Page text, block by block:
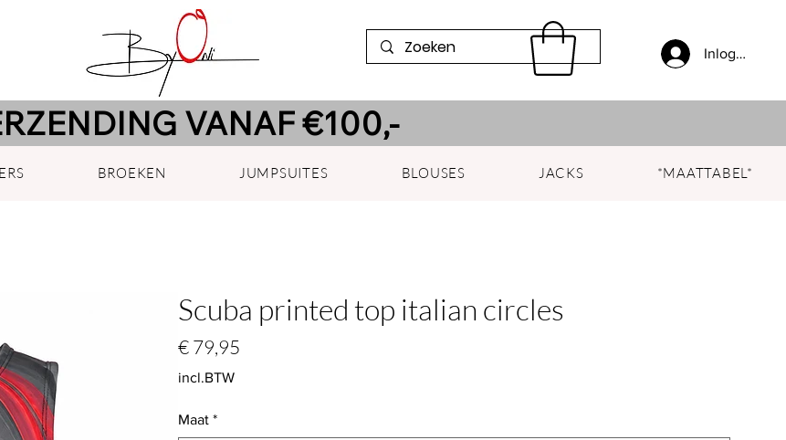
Inloggen
BROEKEN JUMPSUITES BLOUSES JACKS *MAATTABEL*
Scuba printed top italian circles
€ 79,95
incl.BTW
Maat *
VANAF €100,-